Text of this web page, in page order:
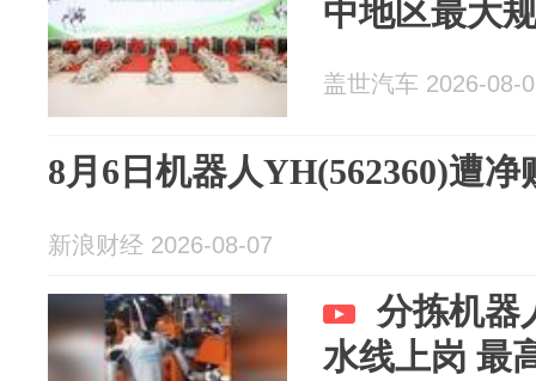
中地区最大
盖世汽车 2026-08-
8月6日机器人YH(562360)遭净
新浪财经 2026-08-07
分拣机器
水线上岗 最